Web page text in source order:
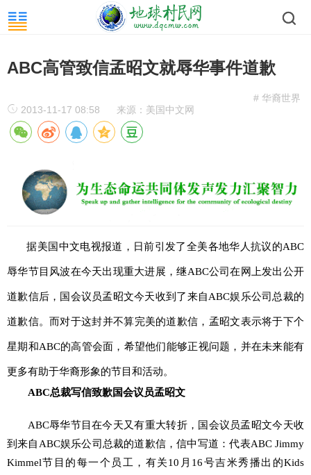
ABC高管致信孟昭文就辱华事件道歉
# 华裔世界
2013-11-17 08:58
来源：美国中文网
据美国中文电视报道，日前引发了全美各地华人抗议的ABC
辱华节目风波在今天出现重大进展，继ABC公司在网上发出公开
道歉信后，国会议员孟昭文今天收到了来自ABC娱乐公司总裁的
道歉信。而对于这封并不算完美的道歉信，孟昭文表示将于下个
星期和ABC的高管会面，希望他们能够正视问题，并在未来能有
更多有助于华裔形象的节目和活动。
ABC总裁写信致歉国会议员孟昭文
ABC辱华节目在今天又有重大转折，国会议员孟昭文今天收
到来自ABC娱乐公司总裁的道歉信，信中写道：代表ABC Jimmy
Kimmel节目的每一个员工，有关10月16号吉米秀播出的Kids